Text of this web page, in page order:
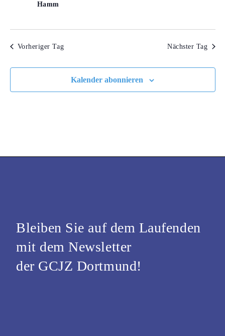
Hamm
Vorheriger Tag Nächster Tag
Kalender abonnieren
Bleiben Sie auf dem Laufenden
mit dem Newsletter
der GCJZ Dortmund!